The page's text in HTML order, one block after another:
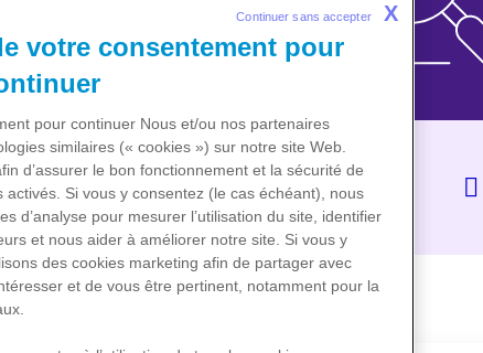
votre consentement pour
pour continuer Nous et/ou nos partenaires
similaires (« cookies ») sur notre site Web.
d’assurer le bon fonctionnement et la sécurité de
Si vous y consentez (le cas échéant), nous
d’analyse pour mesurer l’utilisation du site, identifier
et nous aider à améliorer notre site. Si vous y
des cookies marketing afin de partager avec
et de vous être pertinent, notamment pour la
Continuer sans accepter X